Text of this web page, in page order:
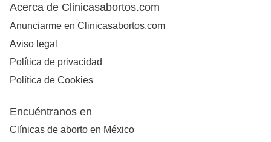
Acerca de Clinicasabortos.com
Anunciarme en Clinicasabortos.com
Aviso legal
Política de privacidad
Política de Cookies
Encuéntranos en
Clínicas de aborto en México